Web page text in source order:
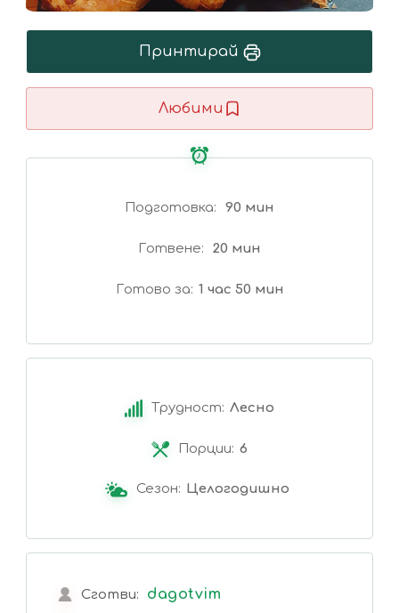
Принтирай
Любими
Подготовка 90 мин
Готвене 20 мин
Готово за 1 час 50 мин
Трудност: Лесно
Порции: 6
Сезон: Целогодишно
Сготви: dagotvim